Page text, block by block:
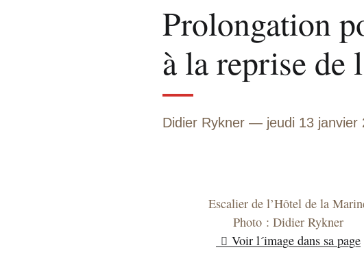
Prolongation
à la reprise de
Didier Rykner jeudi 13 janvier
Escalier de l’Hôtel de la
Photo : Didier Rykner
Voir l´image dans sa page